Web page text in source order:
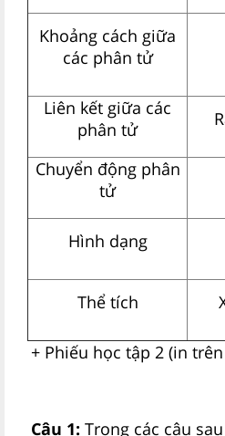
Khoảng cách giữa
các phân tử
Liên kết giữa các
phân tử
Chuyển động phân
tử
Hình dạng
Thể tích
+ Phiếu học tập 2 (in trên
Câu 1: Trong các câu